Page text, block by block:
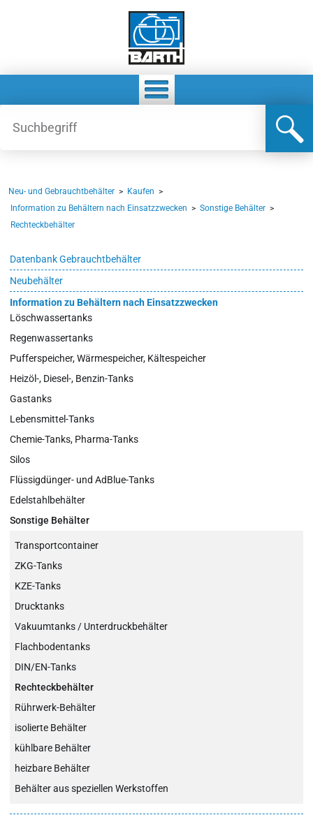
Neu- und Gebrauchtbehälter > Kaufen >
Information zu Behältern nach Einsatzzwecken > Sonstige Behälter >
Rechteckbehälter
Datenbank Gebrauchtbehälter
Neubehälter
Information zu Behältern nach Einsatzzwecken
Löschwassertanks
Regenwassertanks
Pufferspeicher, Wärmespeicher, Kältespeicher
Heizöl-, Diesel-, Benzin-Tanks
Gastanks
Lebensmittel-Tanks
Chemie-Tanks, Pharma-Tanks
Silos
Flüssigdünger- und AdBlue-Tanks
Edelstahlbehälter
Sonstige Behälter
Transportcontainer
ZKG-Tanks
KZE-Tanks
Drucktanks
Vakuumtanks / Unterdruckbehälter
Flachbodentanks
DIN/EN-Tanks
Rechteckbehälter
Rührwerk-Behälter
isolierte Behälter
kühlbare Behälter
heizbare Behälter
Behälter aus speziellen Werkstoffen